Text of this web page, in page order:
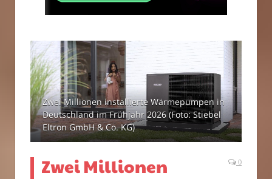
Zwei Millionen installierte Wärmepumpen in
Deutschland im Frühjahr 2026 (Foto: Stiebel
Eltron GmbH & Co. KG)
Zwei Millionen
0